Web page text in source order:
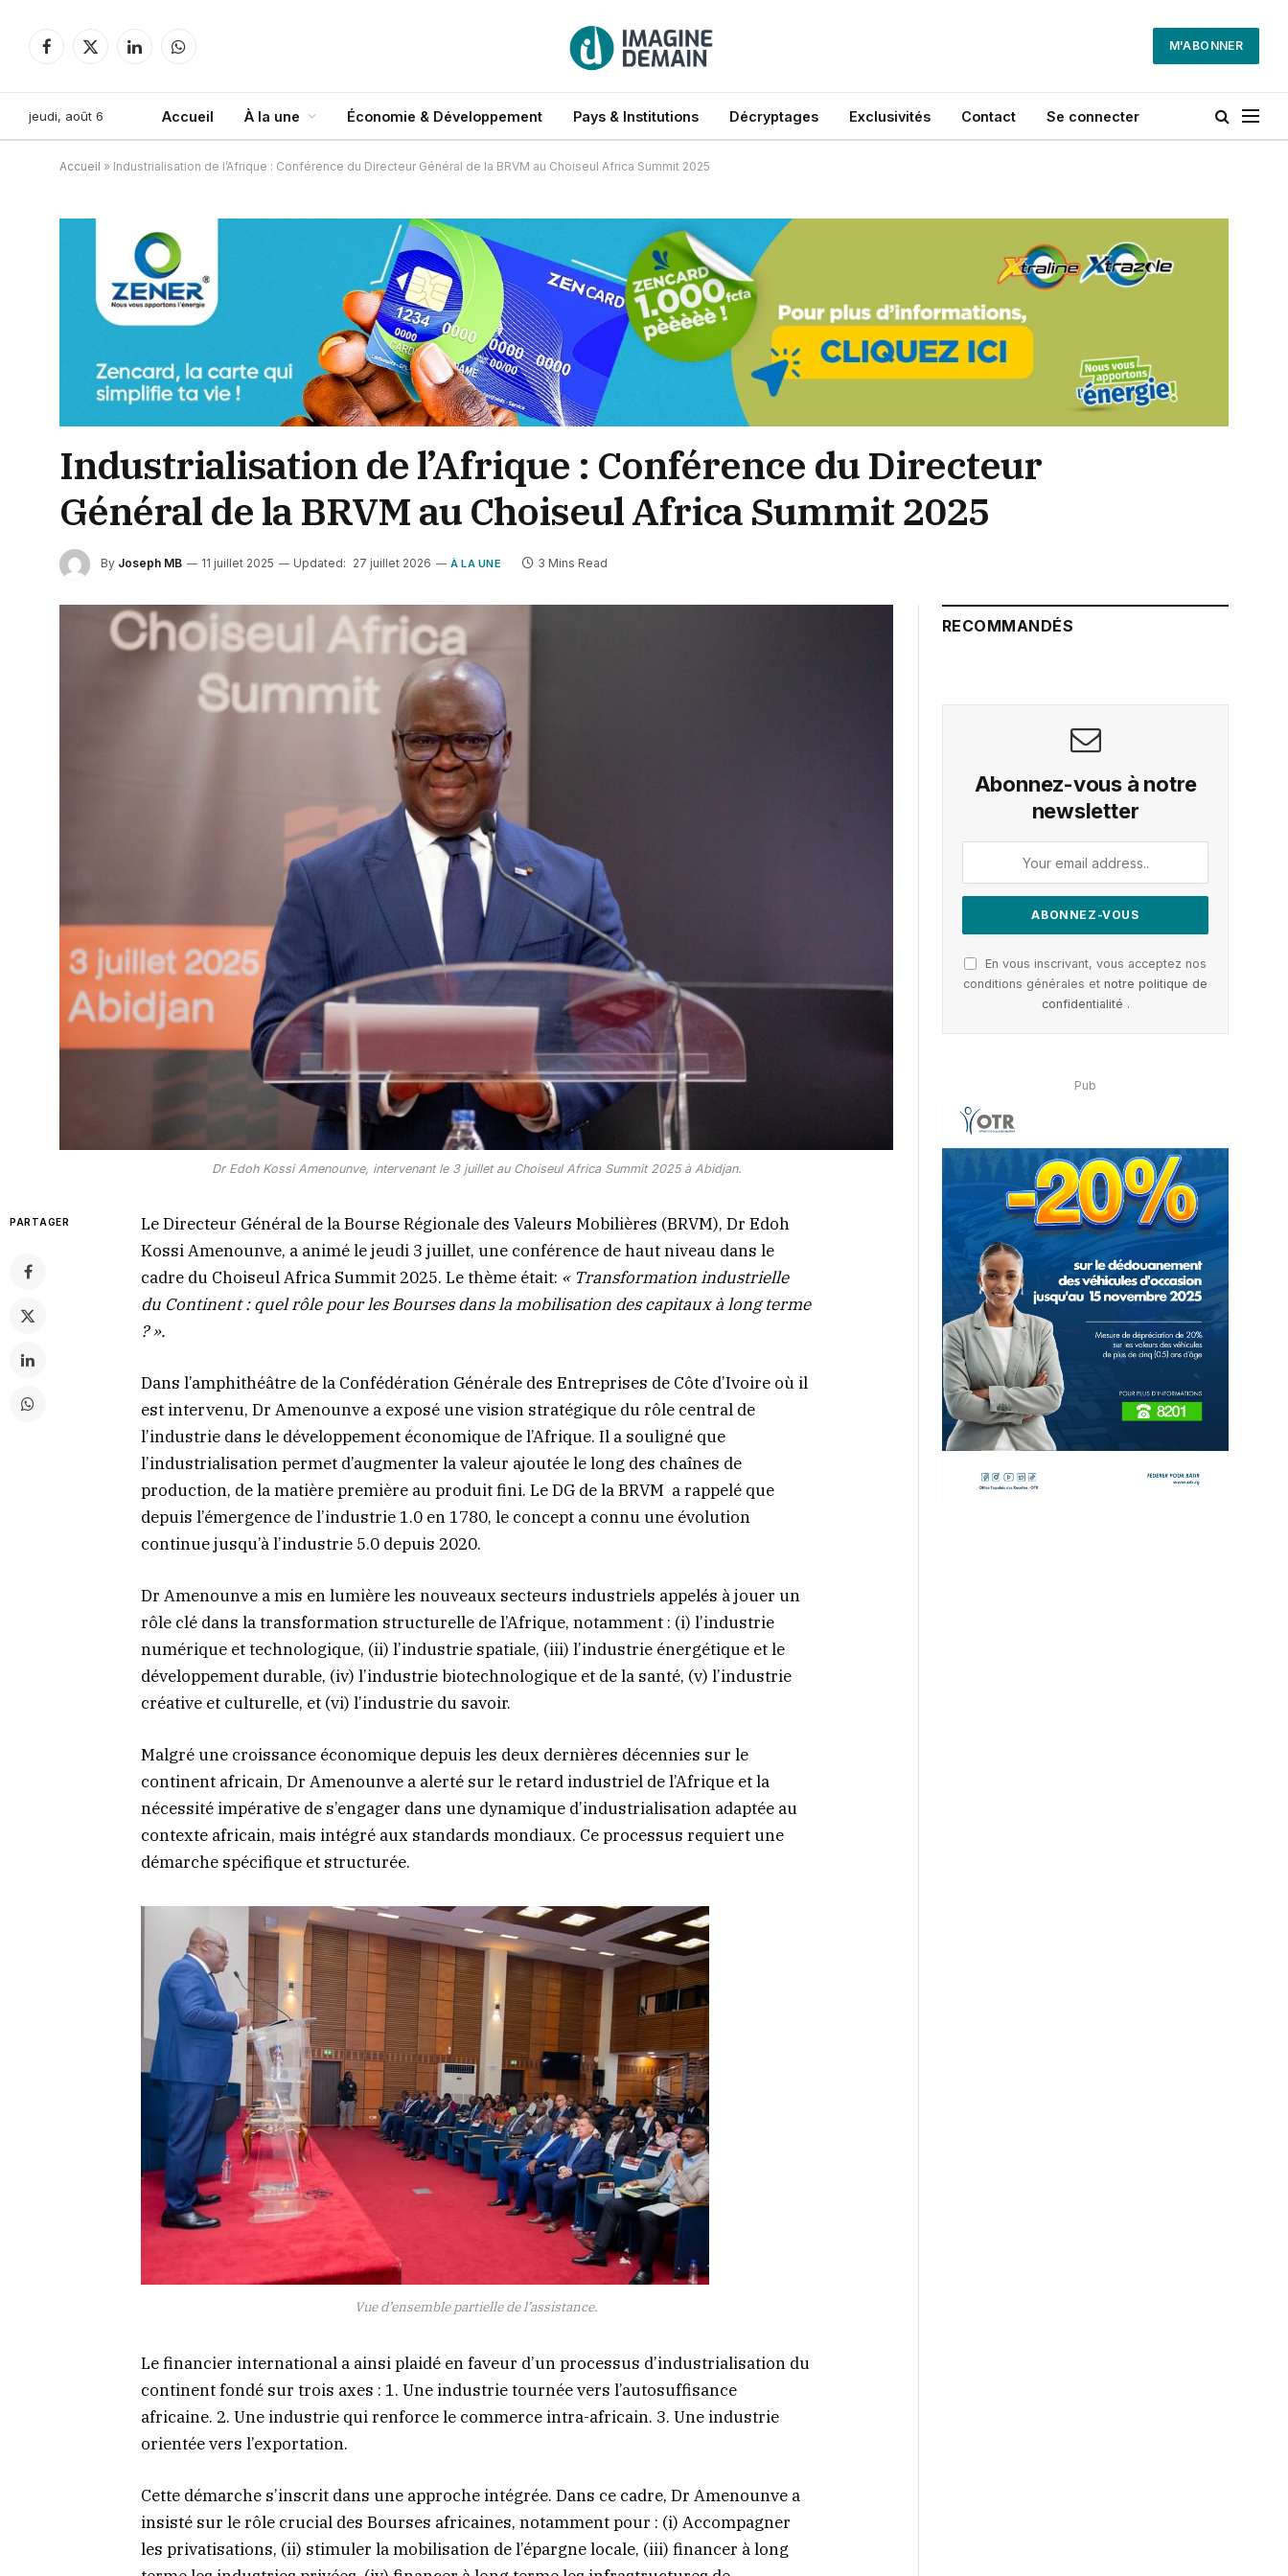
Facebook
X
LinkedInWhatsApp
M'ABONNER
jeudi, août 6 Accueil À la une Économie & Développement Pays & Institutions Décryptages Exclusivités Contact Se connecter
Accueil » Industrialisation de l’Afrique : Conférence du Directeur Général de la BRVM au Choiseul Africa Summit 2025
Industrialisation de l’Afrique : Conférence du Directeur
Général de la BRVM au Choiseul Africa Summit 2025
By Joseph MB 11 juillet 2025 Updated: 27 juillet 2026 À LA UNE 3 Mins Read
Dr Edoh Kossi Amenounve, intervenant le 3 juillet au Choiseul Africa Summit 2025 à Abidjan.
PARTAGER
Le Directeur Général de la Bourse Régionale des Valeurs Mobilières (BRVM), Dr Edoh
Kossi Amenounve, a animé le jeudi 3 juillet, une conférence de haut niveau dans le
cadre du Choiseul Africa Summit 2025. Le thème était: « Transformation industrielle
du Continent : quel rôle pour les Bourses dans la mobilisation des capitaux à long terme
? ».
Dans l’amphithéâtre de la Confédération Générale des Entreprises de Côte d’Ivoire où il
est intervenu, Dr Amenounve a exposé une vision stratégique du rôle central de
l’industrie dans le développement économique de l’Afrique. Il a souligné que
l’industrialisation permet d’augmenter la valeur ajoutée le long des chaînes de
production, de la matière première au produit fini. Le DG de la BRVM a rappelé que
depuis l’émergence de l’industrie 1.0 en 1780, le concept a connu une évolution
continue jusqu’à l’industrie 5.0 depuis 2020.
Dr Amenounve a mis en lumière les nouveaux secteurs industriels appelés à jouer un
rôle clé dans la transformation structurelle de l’Afrique, notamment : (i) l’industrie
numérique et technologique, (ii) l’industrie spatiale, (iii) l’industrie énergétique et le
développement durable, (iv) l’industrie biotechnologique et de la santé, (v) l’industrie
créative et culturelle, et (vi) l’industrie du savoir.
Malgré une croissance économique depuis les deux dernières décennies sur le
continent africain, Dr Amenounve a alerté sur le retard industriel de l’Afrique et la
nécessité impérative de s’engager dans une dynamique d’industrialisation adaptée au
contexte africain, mais intégré aux standards mondiaux. Ce processus requiert une
démarche spécifique et structurée.
Vue d’ensemble partielle de l’assistance.
Le financier international a ainsi plaidé en faveur d’un processus d’industrialisation du
continent fondé sur trois axes : 1. Une industrie tournée vers l’autosuffisance
africaine. 2. Une industrie qui renforce le commerce intra-africain. 3. Une industrie
orientée vers l’exportation.
Cette démarche s’inscrit dans une approche intégrée. Dans ce cadre, Dr Amenounve a
insisté sur le rôle crucial des Bourses africaines, notamment pour : (i) Accompagner
les privatisations, (ii) stimuler la mobilisation de l’épargne locale, (iii) financer à long
RECOMMANDÉS
Abonnez-vous à notre
newsletter
En vous inscrivant, vous acceptez nos
conditions générales et notre politique de
confidentialité .
Pub